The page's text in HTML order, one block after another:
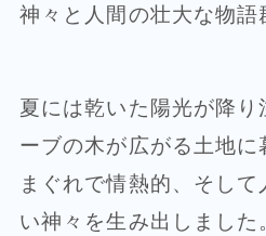
神々と人間の壮大な物語
夏には乾いた陽光が降り
ーブの木が広がる土地
まぐれで情熱的、そして
い神々を生み出しました